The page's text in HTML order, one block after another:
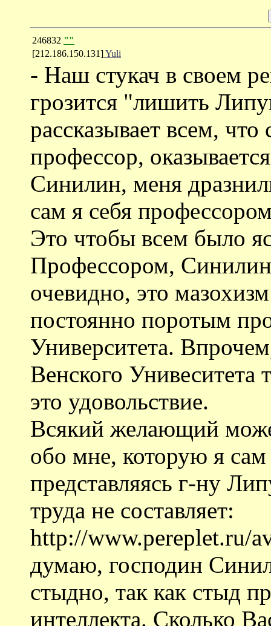
246832 ""
[212.186.150.131]Yuli
- Наш стукач в своем
грозится "лишить
рассказывает всем, что
профессор,
Синилин, меня
сам я себя
Это чтобы всем было
Профессором,
очевидно, это
постоянно поротым
Университета.
Венского Унивеситета
это удовольствие.
Всякий желающий
обо мне, которую я
представляясь г-ну
труда не составляет:
http://www.pereplet.ru/
думаю, господин
стыдно, так как стыд
интеллекта. Сколько